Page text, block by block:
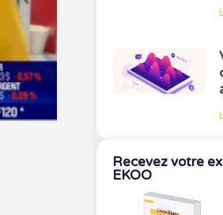
Recevez votre
EKOO